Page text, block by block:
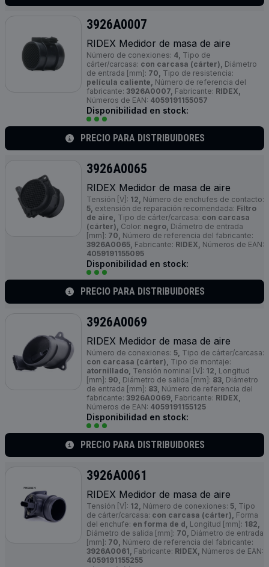
3926A0007
RIDEX Medidor de masa de aire
Número de conexiones: 4, Tipo de
cárter/carcasa: con carcasa (cárter), Diámetro
de entrada [mm]: 70, Tipo de resistencia:
película caliente, Número de referencia del
fabricante: 3926A0007, Fabricante: RIDEX,
Números de EAN: 4059191155057
Disponibilidad en stock:
PRECIO PARA DISTRIBUIDORES
3926A0065
RIDEX Medidor de masa de aire
Tensión [V]: 12, Número de enchufes de contacto:
5, extensión de reparación recomendada: Filtro
de aire, Tipo de cárter/carcasa: con carcasa
(cárter), Color: negro, Diámetro de entrada
[mm]: 70, Número de referencia del fabricante:
3926A0065, Fabricante: RIDEX, Números de EAN:
4059191155095
Disponibilidad en stock:
PRECIO PARA DISTRIBUIDORES
3926A0069
RIDEX Medidor de masa de aire
Número de conexiones: 5, Tipo de cárter/carcasa:
con carcasa (cárter), Tipo de montaje:
atornillado, Tensión nominal [V]: 12, Longitud
[mm]: 90, Diámetro de salida [mm]: 83, Diámetro
de entrada [mm]: 83, Número de referencia del
fabricante: 3926A0069, Fabricante: RIDEX,
Números de EAN: 4059191155125
Disponibilidad en stock:
PRECIO PARA DISTRIBUIDORES
3926A0061
RIDEX Medidor de masa de aire
Tensión [V]: 12, Número de conexiones: 5, Tipo
de cárter/carcasa: con carcasa (cárter), Forma
del enchufe: en forma de d, Longitud [mm]: 182,
Diámetro de salida [mm]: 70, Diámetro de entrada
[mm]: 70, Número de referencia del fabricante:
3926A0061, Fabricante: RIDEX, Números de EAN:
4059191155255